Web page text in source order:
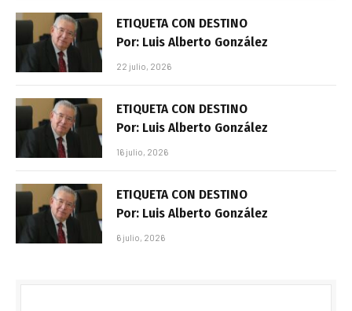
ETIQUETA CON DESTINO
Por: Luis Alberto González
22 julio, 2026
ETIQUETA CON DESTINO
Por: Luis Alberto González
16 julio, 2026
ETIQUETA CON DESTINO
Por: Luis Alberto González
6 julio, 2026